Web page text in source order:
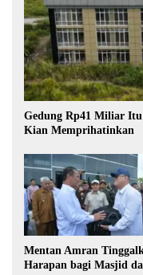
Gedung Rp41 Miliar
Kian Memprihatinkan
Mentan Amran
Harapan bagi Masjid